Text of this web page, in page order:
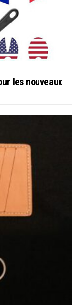
les nouveaux